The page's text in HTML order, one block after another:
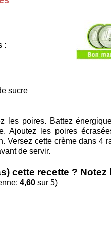
:
sucre
les poires. Battez
Ajoutez les poires
Versez cette crème dans 4
de servir.
cette recette ? Notez
4,60 sur 5)